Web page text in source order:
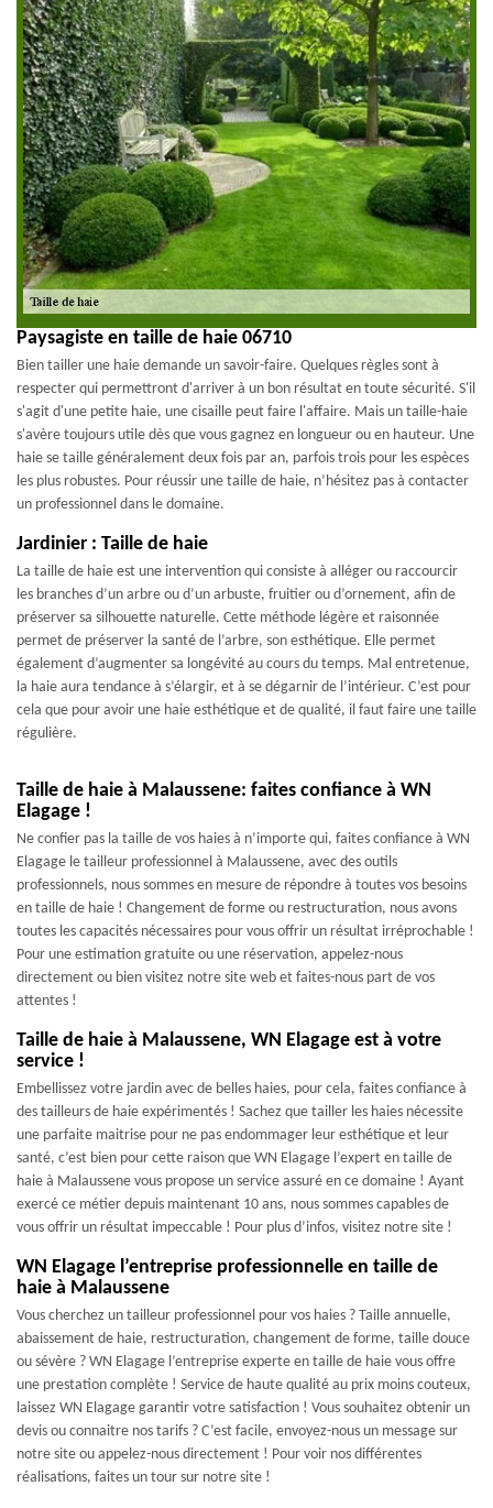
Paysagiste en taille de haie 06710
Bien tailler une haie demande un savoir-faire. Quelques règles sont à
respecter qui permettront d'arriver à un bon résultat en toute sécurité. S'il
s'agit d'une petite haie, une cisaille peut faire l'affaire. Mais un taille-haie
s'avère toujours utile dès que vous gagnez en longueur ou en hauteur. Une
haie se taille généralement deux fois par an, parfois trois pour les espèces
les plus robustes. Pour réussir une taille de haie, n’hésitez pas à contacter
un professionnel dans le domaine.
Jardinier : Taille de haie
La taille de haie est une intervention qui consiste à alléger ou raccourcir
les branches d’un arbre ou d’un arbuste, fruitier ou d’ornement, afin de
préserver sa silhouette naturelle. Cette méthode légère et raisonnée
permet de préserver la santé de l’arbre, son esthétique. Elle permet
également d’augmenter sa longévité au cours du temps. Mal entretenue,
la haie aura tendance à s’élargir, et à se dégarnir de l’intérieur. C’est pour
cela que pour avoir une haie esthétique et de qualité, il faut faire une taille
régulière.
Taille de haie à Malaussene: faites confiance à WN
Elagage !
Ne confier pas la taille de vos haies à n’importe qui, faites confiance à WN
Elagage le tailleur professionnel à Malaussene, avec des outils
professionnels, nous sommes en mesure de répondre à toutes vos besoins
en taille de haie ! Changement de forme ou restructuration, nous avons
toutes les capacités nécessaires pour vous offrir un résultat irréprochable !
Pour une estimation gratuite ou une réservation, appelez-nous
directement ou bien visitez notre site web et faites-nous part de vos
attentes !
Taille de haie à Malaussene, WN Elagage est à votre
service !
Embellissez votre jardin avec de belles haies, pour cela, faites confiance à
des tailleurs de haie expérimentés ! Sachez que tailler les haies nécessite
une parfaite maitrise pour ne pas endommager leur esthétique et leur
santé, c’est bien pour cette raison que WN Elagage l’expert en taille de
haie à Malaussene vous propose un service assuré en ce domaine ! Ayant
exercé ce métier depuis maintenant 10 ans, nous sommes capables de
vous offrir un résultat impeccable ! Pour plus d’infos, visitez notre site !
WN Elagage l’entreprise professionnelle en taille de
haie à Malaussene
Vous cherchez un tailleur professionnel pour vos haies ? Taille annuelle,
abaissement de haie, restructuration, changement de forme, taille douce
ou sévère ? WN Elagage l’entreprise experte en taille de haie vous offre
une prestation complète ! Service de haute qualité au prix moins couteux,
laissez WN Elagage garantir votre satisfaction ! Vous souhaitez obtenir un
devis ou connaitre nos tarifs ? C’est facile, envoyez-nous un message sur
notre site ou appelez-nous directement ! Pour voir nos différentes
réalisations, faites un tour sur notre site !